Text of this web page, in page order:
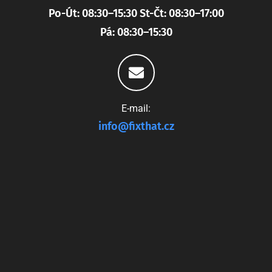
Po-Út: 08:30–15:30 St-Čt: 08:30–17:00
Pá: 08:30–15:30
E-mail:
info@fixthat.cz